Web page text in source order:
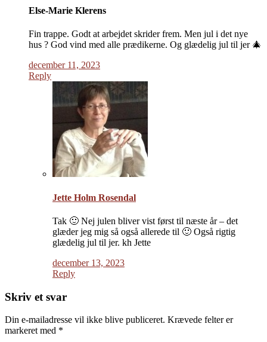
Else-Marie Klerens
Fin trappe. Godt at arbejdet skrider frem. Men jul i det nye
hus ? God vind med alle prædikerne. Og glædelig jul til jer 🎄
december 11, 2023
Reply
Jette Holm Rosendal
Tak 🙂 Nej julen bliver vist først til næste år – det
glæder jeg mig så også allerede til 🙂 Også rigtig
glædelig jul til jer. kh Jette
december 13, 2023
Reply
Skriv et svar
Din e-mailadresse vil ikke blive publiceret. Krævede felter er
markeret med *